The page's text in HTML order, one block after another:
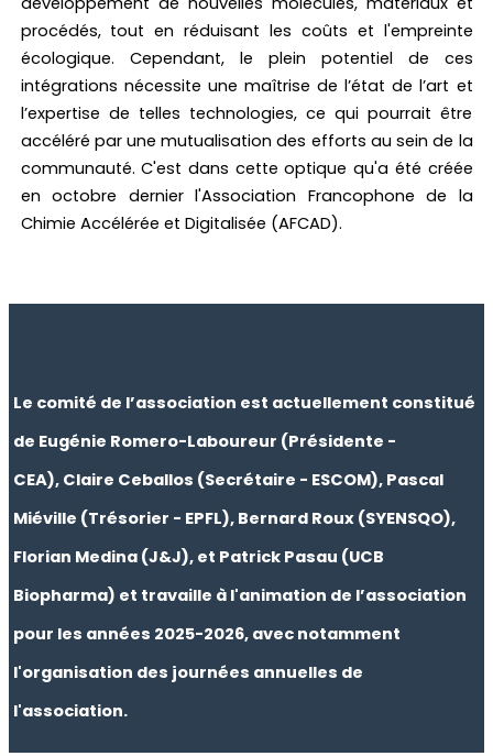
procédés, tout en réduisant les coûts et l'empreinte
écologique. Cependant, le plein potentiel de ces
intégrations nécessite une maîtrise de l’état de l’art et
l’expertise de telles technologies, ce qui pourrait être
accéléré par une mutualisation des efforts au sein de la
communauté. C'est dans cette optique qu'a été créée
en octobre dernier l'Association Francophone de la
Chimie Accélérée et Digitalisée (AFCAD).
Le comité de l’association est actuellement constitué
de Eugénie Romero-Laboureur (Présidente -
CEA), Claire Ceballos (Secrétaire - ESCOM), Pascal
Miéville (Trésorier - EPFL), Bernard Roux (SYENSQO),
Florian Medina (J&J), et Patrick Pasau (UCB
Biopharma) et travaille à l'animation de l’association
pour les années 2025-2026, avec notamment
l'organisation des journées annuelles de
l'association.